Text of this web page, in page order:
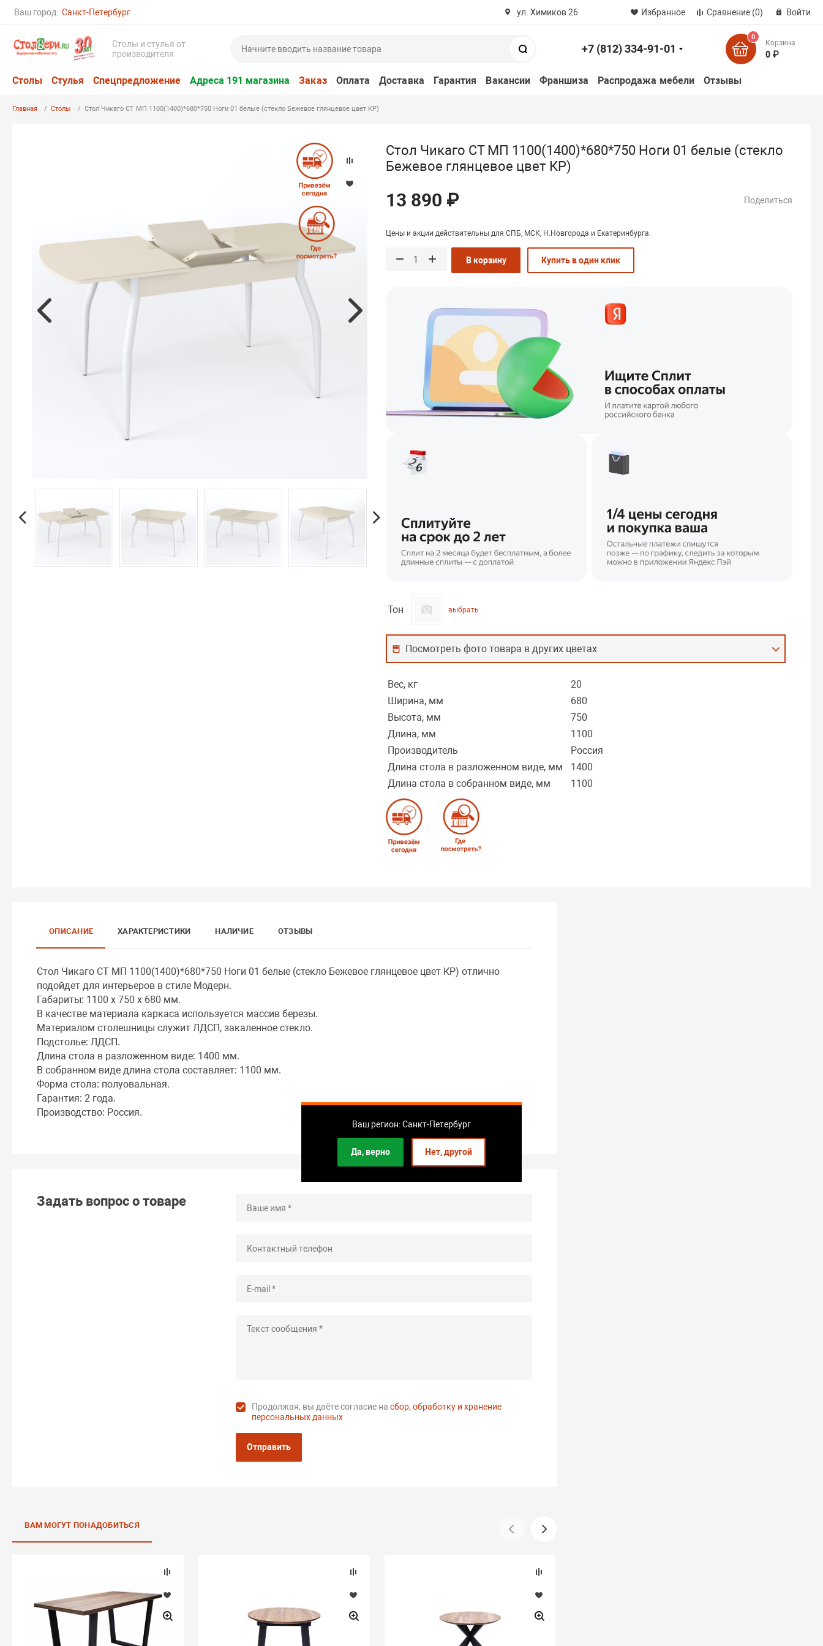
Ваш город: Санкт-Петербург
Ваш регион: Санкт-Петербург
Да, верно Нет, другой
ул. Химиков 26 Избранное Сравнение (0) Войти
Столы и стулья от
производителя
+7 (812) 334-91-01
0
Корзина
0 ₽
Столы Стулья Спецпредложение Адреса 191 магазина Заказ Оплата Доставка Гарантия Вакансии Франшиза Распродажа мебели Отзывы
Главная Столы Стол Чикаго СТ МП 1100(1400)*680*750 Ноги 01 белые (стекло Бежевое глянцевое цвет КР)
Стол Чикаго СТ МП 1100(1400)*680*750 Ноги 01 белые (стекло
Бежевое глянцевое цвет КР)
13 890 ₽ Поделиться
Цены и акции действительны для СПБ, МСК, Н.Новгорода и Екатеринбурга.
В корзину Купить в один клик
Тон выбрать
Посмотреть фото товара в других цветах
Вес, кг
20
Ширина, мм
680
Высота, мм
750
Длина, мм
1100
Производитель
Россия
Длина стола в разложенном виде, мм
1400
Длина стола в собранном виде, мм
1100
ОПИСАНИЕ ХАРАКТЕРИСТИКИ НАЛИЧИЕ ОТЗЫВЫ
Стол Чикаго СТ МП 1100(1400)*680*750 Ноги 01 белые (стекло Бежевое глянцевое цвет КР) отлично
подойдет для интерьеров в стиле Модерн.
Габариты: 1100 x 750 x 680 мм.
В качестве материала каркаса используется массив березы.
Материалом столешницы служит ЛДСП, закаленное стекло.
Подстолье: ЛДСП.
Длина стола в разложенном виде: 1400 мм.
В собранном виде длина стола составляет: 1100 мм.
Форма стола: полуовальная.
Гарантия: 2 года.
Производство: Россия.
Задать вопрос о товаре
Продолжая, вы даёте согласие насбор, обработку и хранение
персональных данных
Отправить
ВАМ МОГУТ ПОНАДОБИТЬСЯ